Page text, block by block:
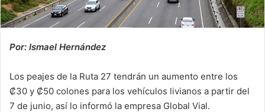
Por: Ismael Hernández
Los peajes de la Ruta 27 tendrán un aumento entre los
₡30 y ₡50 colones para los vehículos livianos a partir del
7 de junio, así lo informó la empresa Global Vial.